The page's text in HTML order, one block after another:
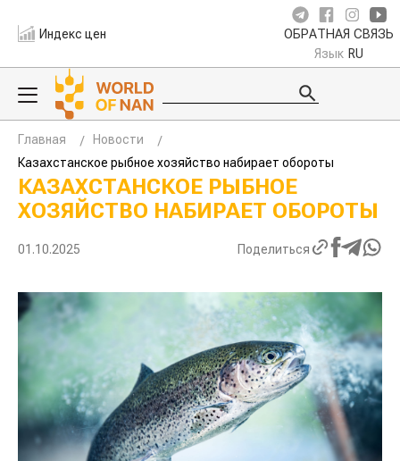
Индекс цен ОБРАТНАЯ СВЯЗЬ
Язык RU
Главная
Новости
Казахстанское рыбное хозяйство набирает обороты
КАЗАХСТАНСКОЕ РЫБНОЕ
ХОЗЯЙСТВО НАБИРАЕТ ОБОРОТЫ
01.10.2025 Поделиться